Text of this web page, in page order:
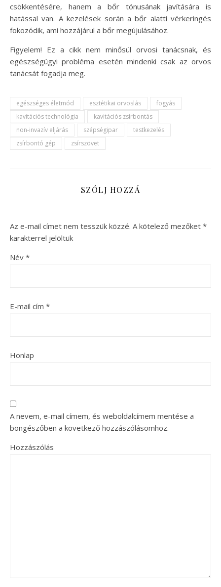
csökkentésére, hanem a bőr tónusának javítására is
hatással van. A kezelések során a bőr alatti vérkeringés
fokozódik, ami hozzájárul a bőr megújulásához.
Figyelem! Ez a cikk nem minősül orvosi tanácsnak, és
egészségügyi probléma esetén mindenki csak az orvos
tanácsát fogadja meg.
egészséges életmód esztétikai orvoslás
fogyás
kavitációs technológia
kavitációs zsírbontás
non-invazív eljárás
szépségipar
testkezelés
zsírbontó gép
zsírszövet
SZÓLJ HOZZÁ
Az e-mail címet nem tesszük közzé. A kötelező mezőket *
karakterrel jelöltük
Név *
E-mail cím *
Honlap
A nevem, e-mail címem, és weboldalcímem mentése a
böngészőben a következő hozzászólásomhoz.
Hozzászólás